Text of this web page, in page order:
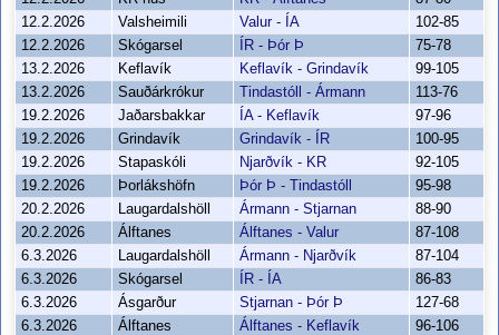
12.2.2026
Valsheimili Valur - ÍA
102-85
12.2.2026
Skógarsel ÍR - Þór Þ
75-78
13.2.2026
Keflavík Keflavík - Grindavík
99-105
13.2.2026
Sauðárkrókur Tindastóll - Ármann
113-76
19.2.2026
Jaðarsbakkar ÍA - Keflavík
97-96
19.2.2026
Grindavík Grindavík - ÍR
100-95
19.2.2026
Stapaskóli Njarðvík - KR
92-105
19.2.2026
Þorlákshöfn Þór Þ - Tindastóll
95-98
20.2.2026
Laugardalshöll Ármann - Stjarnan
88-90
20.2.2026
Álftanes Álftanes - Valur
87-108
6.3.2026
Laugardalshöll Ármann - Njarðvík
87-104
6.3.2026
Skógarsel ÍR - ÍA
86-83
6.3.2026
Ásgarður Stjarnan - Þór Þ
127-68
6.3.2026
Álftanes Álftanes - Keflavík
96-106